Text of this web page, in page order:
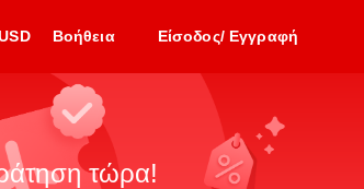
Βοήθεια Είσοδος/ Εγγραφή
τώρα!